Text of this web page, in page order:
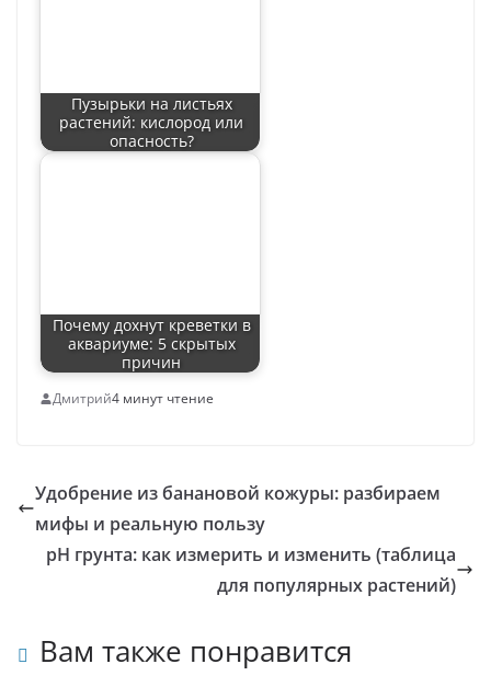
Пузырьки на листьях
растений: кислород или
опасность?
Почему дохнут креветки в
аквариуме: 5 скрытых
причин
Дмитрий4 минут чтение
Удобрение из банановой кожуры: разбираем
мифы и реальную пользу
pH грунта: как измерить и изменить (таблица
для популярных растений)
Вам также понравится